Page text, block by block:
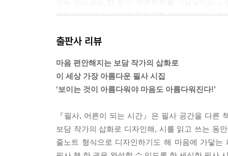
까? 그렇다면 당신의 하루하루를 기념일이라고 생
난 당신. 얼마나 귀한 사람입니까! 진작 알았어야
--- p.68 「시 '오늘'에 달린 시인의 산문」 중에서
출판사 리뷰
마음 편안해지는 보담 작가의 삽화로
이 세상 가장 아름다운 필사 시집
‘보이는 것이 아름다워야 마음도 아름다워진다!’
『필사, 어른이 되는 시간』은 필사 공간을 다른
보담 작가의 삽화로 디자인해, 시를 읽고 쓰는 동
줄노트 형식으로 디자인하기도 해 마음에 가닿